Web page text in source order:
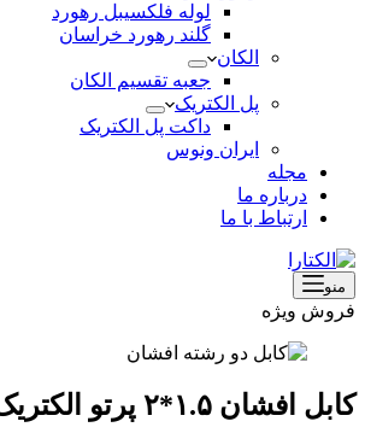
لوله فلکسیبل رهورد
گلند رهورد خراسان
الکان
جعبه تقسیم الکان
پل الکتریک
داکت پل الکتریک
ایران ونوس
مجله
درباره ما
ارتباط با ما
منو
فروش ویژه
کابل افشان ۱.۵*۲ پرتو الکتریک